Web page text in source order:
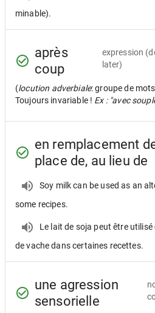
minable).
après
coup
expression
later)
(locution adverbiale: groupe de
Toujours invariable ! Ex : "avec
en remplacement
place de, au lieu de
Soy milk can be used as an
some recipes.
Le lait de soja peut être
de vache dans certaines recettes.
une agression
sensorielle